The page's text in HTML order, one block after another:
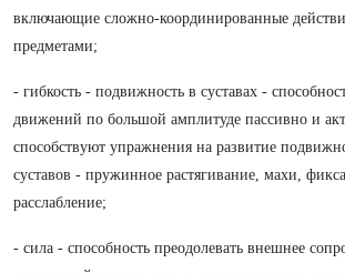
включающие сложно-координированные
предметами;
- гибкость - подвижность в суставах -
движений по большой амплитуде пассивно и
способствуют упражнения на развитие
суставов - пружинное растягивание, махи,
расслабление;
- сила - способность преодолевать внешнее